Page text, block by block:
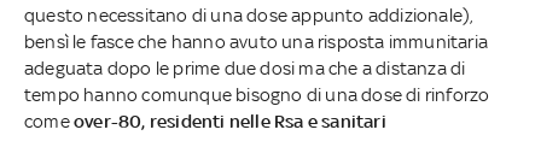
questo necessitano di una dose appunto addizionale),
bensì le fasce che hanno avuto una risposta immunitaria
adeguata dopo le prime due dosi ma che a distanza di
tempo hanno comunque bisogno di una dose di rinforzo
comeover-80, residenti nelle Rsa e sanitari